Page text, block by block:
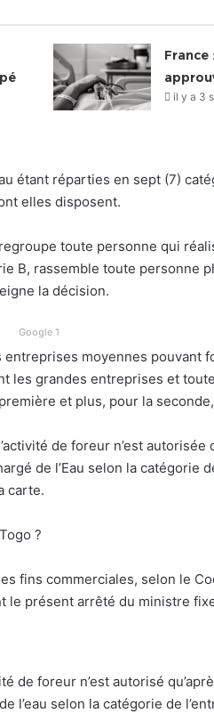
France
il y a 3
étant réparties en sept (7)
elles disposent.
toute personne qui
B, rassemble toute personne
la décision.
Google 1
moyennes pouvant
les grandes entreprises et
et plus, pour la
de foreur n’est autorisée
de l’Eau selon la catégorie
carte.
?
fins commerciales, selon le
le présent arrêté du ministre
de foreur n’est autorisé
l’eau selon la catégorie de